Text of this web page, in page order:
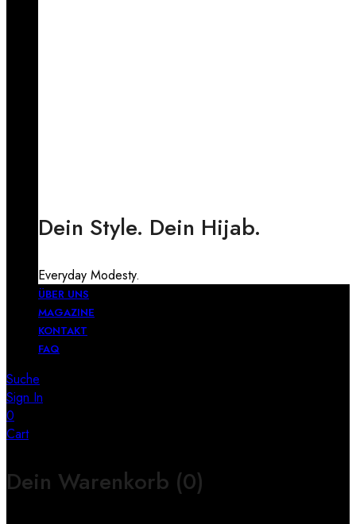
Dein Style. Dein Hijab.
Everyday Modesty.
ÜBER UNS
MAGAZINE
KONTAKT
FAQ
Suche
Sign In
0
Cart
Dein Warenkorb (0)